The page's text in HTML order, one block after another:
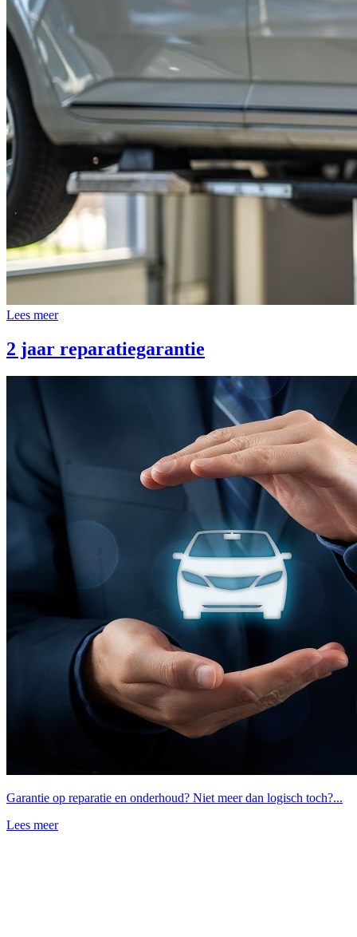
Lees meer
2 jaar reparatiegarantie
Garantie op reparatie en onderhoud? Niet meer dan logisch toch?...
Lees meer